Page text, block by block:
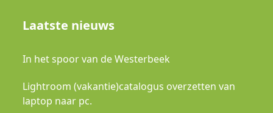
Laatste nieuws
In het spoor van de Westerbeek
Lightroom (vakantie)catalogus overzetten van
laptop naar pc.